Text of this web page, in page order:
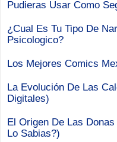
Pudieras Usar Como
¿Cual Es Tu Tipo De
Psicologico?
Los Mejores Comics
La Evolución De Las
Digitales)
El Origen De Las
Lo Sabias?)